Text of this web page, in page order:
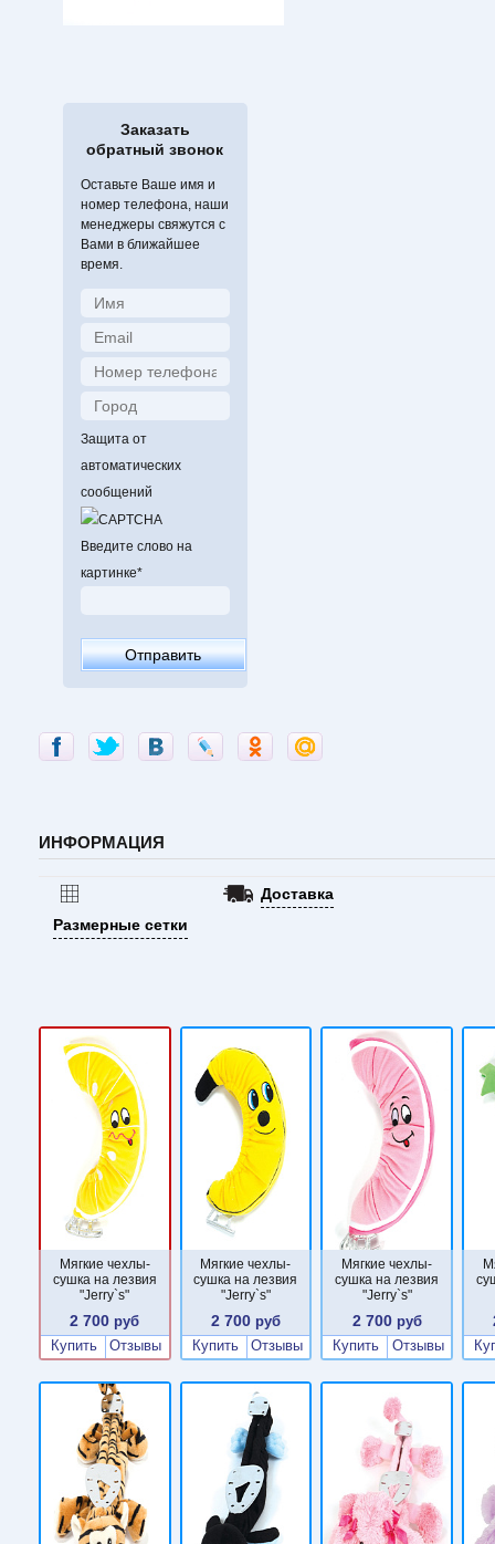
Заказать
обратный звонок
Оставьте Ваше имя и
номер телефона, наши
менеджеры свяжутся с
Вами в ближайшее
время.
Защита от
автоматических
сообщений
Введите слово на
картинке*
ИНФОРМАЦИЯ
Размерные сетки
Доставка
Мягкие чехлы-
сушка на лезвия
"Jerry`s"
2 700 руб
Купить
Отзывы
Мягкие чехлы-
сушка на лезвия
"Jerry`s"
2 700 руб
Купить
Отзывы
Мягкие чехлы-
сушка на лезвия
"Jerry`s"
2 700руб
Купить
Отзывы